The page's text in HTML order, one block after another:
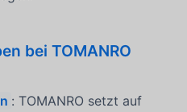
bei TOMANRO
: TOMANRO setzt auf